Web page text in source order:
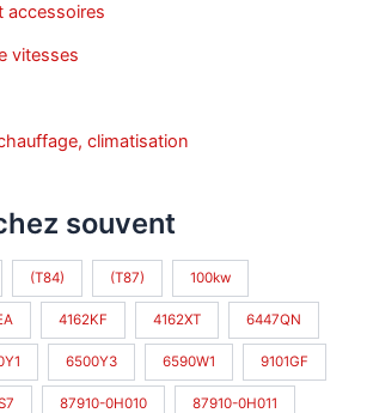
accessoires
vitesses
climatisation
souvent
(T84) (T87) 100kw
4162KF 4162XT 6447QN
6500Y3 6590W1 9101GF
87910-0H010 87910-0H011